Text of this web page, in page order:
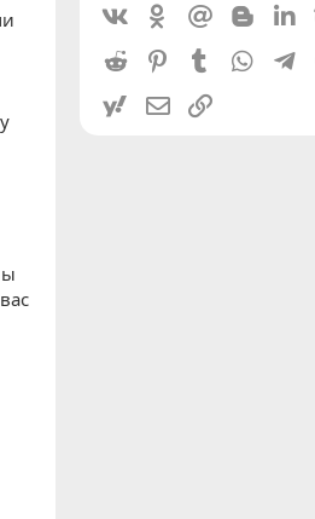
VkontakteOdnoklassniki
Mail.ru
Reddit PinterestTumblr
yahoomailЭлектронная